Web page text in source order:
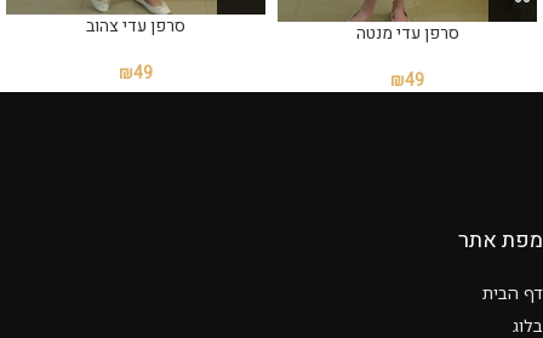
סרפן עדי מנטה
₪49
סרפן עדי צהוב
₪49
מפת אתר
דף הבית
בלוג